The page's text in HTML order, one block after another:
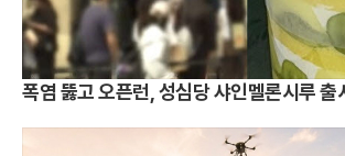
폭염 뚫고 오픈런, 성심당 샤인멜론시루 출